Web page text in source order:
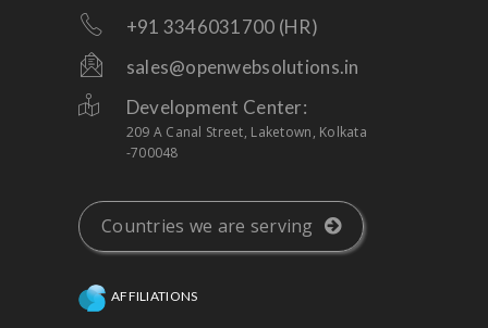
+91 3346031700 (HR)
sales@openwebsolutions.in
Development Center:
209 A Canal Street, Laketown, Kolkata
-700048
Countries we are serving
AFFILIATIONS